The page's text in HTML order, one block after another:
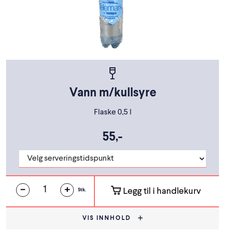
Vann m/kullsyre
Flaske 0,5 l
55,-
Stk. Legg til i handlekurv
VIS INNHOLD